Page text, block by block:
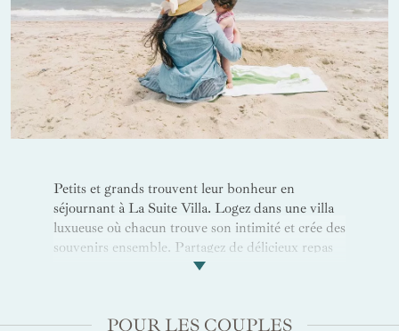
Petits et grands trouvent leur bonheur en
séjournant à La Suite Villa. Logez dans une villa
luxueuse où chacun trouve son intimité et crée des
souvenirs ensemble. Partagez de délicieux repas
au sein des restaurants à la cuisine variée et
également le point de départ parfait pour vos
POUR LES COUPLES